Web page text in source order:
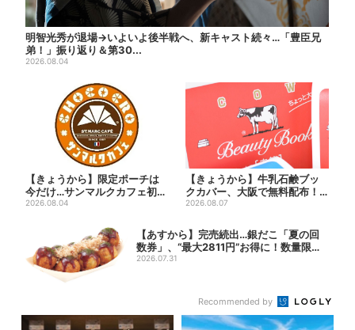
明智光秀が退場→いよいよ後半戦へ、新キャスト続々…「豊臣兄
弟！」振り返り＆第30...
2026.08.04
【きょうから】限定ポーチは
今だけ…サンマルクカフェ初の
「夏福袋」、実質無料でレア...
2026.08.04
【きょうから】牛乳石鹸ブッ
クカバー、大阪で無料配布！
先着1000名に「牛のカー...
2026.08.07
【あすから】完売続出…銀だこ「夏の回
数券」、“最大2811円”お得に！数量限定
で
2026.07.31
Recommended by